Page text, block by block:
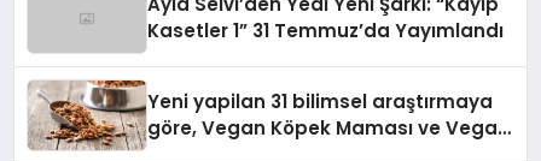
Kasetler 1” 31 Temmuz’da Yayımlandı
Yeni yapilan 31 bilimsel araştırmaya
göre, Vegan Köpek Maması ve Vegan